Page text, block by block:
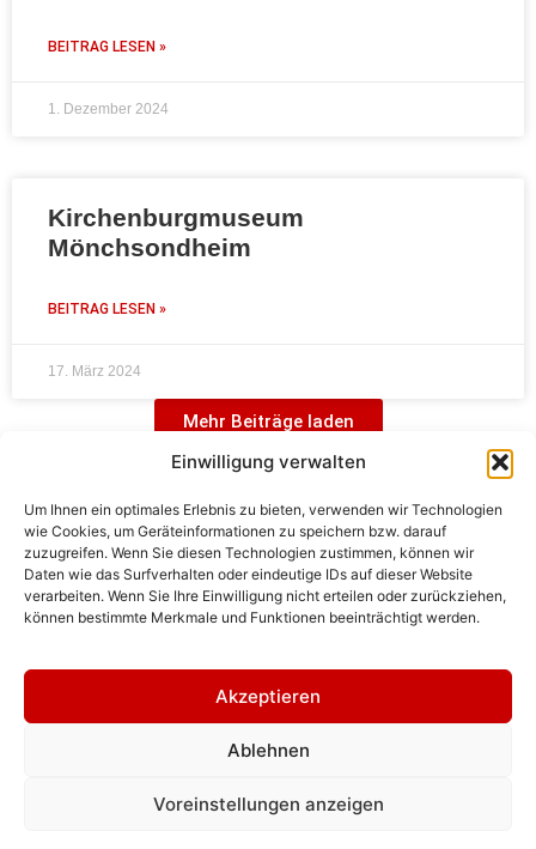
Einwilligung verwalten
Um Ihnen ein optimales Erlebnis zu bieten, verwenden wir Technologien
wie Cookies, um Geräteinformationen zu speichern bzw. darauf
zuzugreifen. Wenn Sie diesen Technologien zustimmen, können wir
Daten wie das Surfverhalten oder eindeutige IDs auf dieser Website
verarbeiten. Wenn Sie Ihre Einwilligung nicht erteilen oder zurückziehen,
können bestimmte Merkmale und Funktionen beeinträchtigt werden.
Akzeptieren
Ablehnen
Voreinstellungen anzeigen
BEITRAG LESEN »
1. Dezember 2024
Kirchenburgmuseum
Mönchsondheim
BEITRAG LESEN »
17. März 2024
Mehr Beiträge laden
Dienstleistungen.